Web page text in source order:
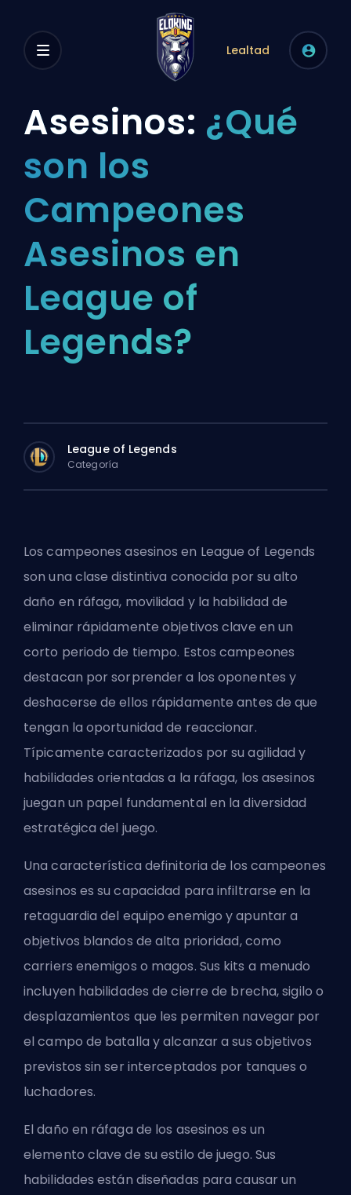
Lealtad
Asesinos: ¿Qué
son los
Campeones
Asesinos en
League of
Legends?
League of Legends
Categoría
Los campeones asesinos en League of Legends
son una clase distintiva conocida por su alto
daño en ráfaga, movilidad y la habilidad de
eliminar rápidamente objetivos clave en un
corto periodo de tiempo. Estos campeones
destacan por sorprender a los oponentes y
deshacerse de ellos rápidamente antes de que
tengan la oportunidad de reaccionar.
Típicamente caracterizados por su agilidad y
habilidades orientadas a la ráfaga, los asesinos
juegan un papel fundamental en la diversidad
estratégica del juego.
Una característica definitoria de los campeones
asesinos es su capacidad para infiltrarse en la
retaguardia del equipo enemigo y apuntar a
objetivos blandos de alta prioridad, como
carriers enemigos o magos. Sus kits a menudo
incluyen habilidades de cierre de brecha, sigilo o
desplazamientos que les permiten navegar por
el campo de batalla y alcanzar a sus objetivos
previstos sin ser interceptados por tanques o
luchadores.
El daño en ráfaga de los asesinos es un
elemento clave de su estilo de juego. Sus
habilidades están diseñadas para causar un